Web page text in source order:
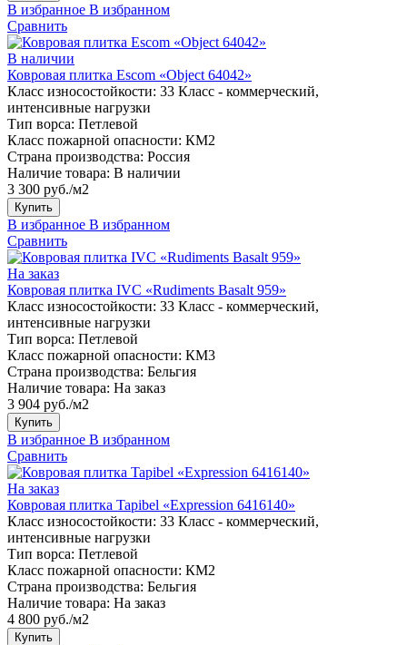
В избранное В избранном
Сравнить
В наличии
Ковровая плитка Escom «Object 64042»
Класс износостойкости: 33 Класс - коммерческий,
интенсивные нагрузки
Тип ворса: Петлевой
Класс пожарной опасности: КМ2
Страна производства: Россия
Наличие товара: В наличии
3 300 руб./м2
Купить
В избранное В избранном
Сравнить
На заказ
Ковровая плитка IVC «Rudiments Basalt 959»
Класс износостойкости: 33 Класс - коммерческий,
интенсивные нагрузки
Тип ворса: Петлевой
Класс пожарной опасности: КМ3
Страна производства: Бельгия
Наличие товара: На заказ
3 904 руб./м2
Купить
В избранное В избранном
Сравнить
На заказ
Ковровая плитка Tapibel «Expression 6416140»
Класс износостойкости: 33 Класс - коммерческий,
интенсивные нагрузки
Тип ворса: Петлевой
Класс пожарной опасности: КМ2
Страна производства: Бельгия
Наличие товара: На заказ
4 800 руб./м2
Купить